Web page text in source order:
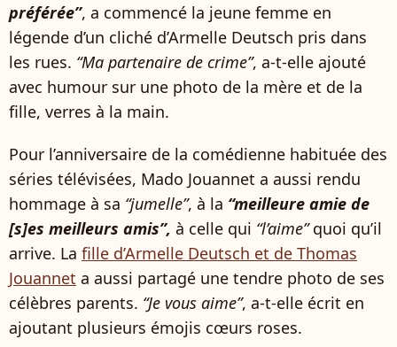
préférée”, a commencé la jeune femme en
légende d’un cliché d’Armelle Deutsch pris dans
les rues. “Ma partenaire de crime”, a-t-elle ajouté
avec humour sur une photo de la mère et de la
fille, verres à la main.
Pour l’anniversaire de la comédienne habituée des
séries télévisées, Mado Jouannet a aussi rendu
hommage à sa “jumelle”, à la “meilleure amie de
[s]es meilleurs amis”, à celle qui “l’aime”quoi qu’il
arrive. La fille d’Armelle Deutsch et de Thomas
Jouannet a aussi partagé une tendre photo de ses
célèbres parents. “Je vous aime”, a-t-elle écrit en
ajoutant plusieurs émojis cœurs roses.